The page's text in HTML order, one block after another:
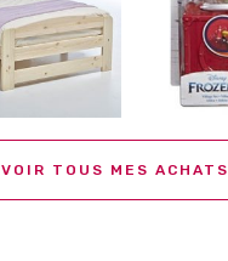
VOIR TOUS MES ACHATS